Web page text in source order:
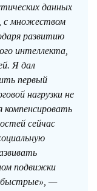
данных
с множеством
развитию
интеллекта,
Я дал
первый
нагрузки не
сейчас
подвижки
быстрые», —